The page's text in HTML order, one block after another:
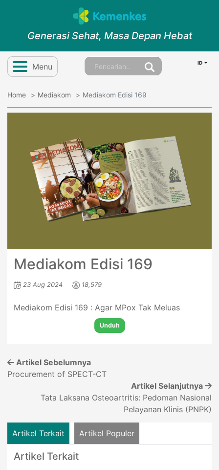
Generasi Sehat, Masa Depan Hebat
Menu ID
Home Mediakom Mediakom Edisi 169
Mediakom Edisi 169
23 Aug 2024 18,579
Mediakom Edisi 169 : Agar MPox Tak Meluas
Unduh
Artikel Sebelumnya
Procurement of SPECT-CT
Artikel Selanjutnya
Tata Laksana Osteoartritis: Pedoman Nasional
Pelayanan Klinis (PNPK)
Artikel Terkait Artikel Populer
Artikel Terkait